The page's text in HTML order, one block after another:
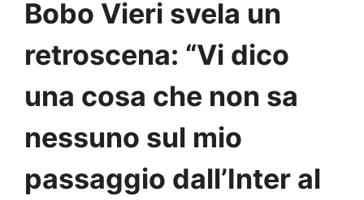
Bobo Vieri svela un
retroscena: “Vi dico
una cosa che non sa
nessuno sul mio
passaggio dall’Inter al